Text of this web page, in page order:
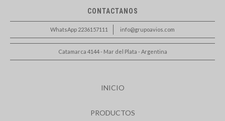
CONTACTANOS
WhatsApp 2236157111 info@grupoavios.com
Catamarca 4144 - Mar del Plata - Argentina
INICIO
PRODUCTOS